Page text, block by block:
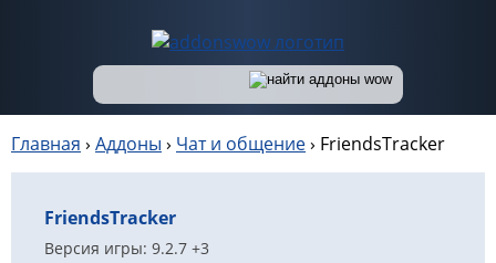
Главная › Аддоны › Чат и общение› FriendsTracker
FriendsTracker
Версия игры: 9.2.7 +3